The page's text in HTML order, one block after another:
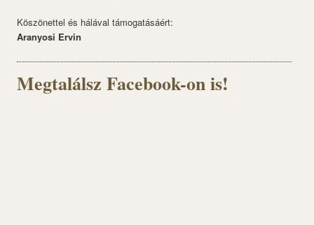
Köszönettel és hálával támogatásáért:
Aranyosi Ervin
Megtalálsz Facebook-on is!